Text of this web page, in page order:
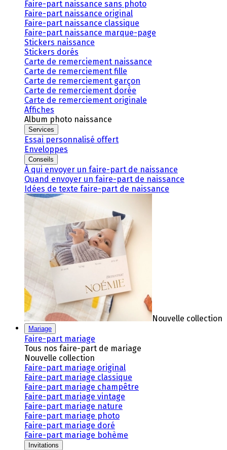
Faire-part naissance sans photo
Faire-part naissance original
Faire-part naissance classique
Faire-part naissance marque-page
Stickers naissance
Stickers dorés
Carte de remerciement naissance
Carte de remerciement fille
Carte de remerciement garçon
Carte de remerciement dorée
Carte de remerciement originale
Affiches
Album photo naissance
Services
Essai personnalisé offert
Enveloppes
Conseils
À qui envoyer un faire-part de naissance
Quand envoyer un faire-part de naissance
Idées de texte faire-part de naissance
Nouvelle collection
Mariage
Faire-part mariage
Tous nos faire-part de mariage
Nouvelle collection
Faire-part mariage original
Faire-part mariage classique
Faire-part mariage champêtre
Faire-part mariage vintage
Faire-part mariage nature
Faire-part mariage photo
Faire-part mariage doré
Faire-part mariage bohème
Invitations